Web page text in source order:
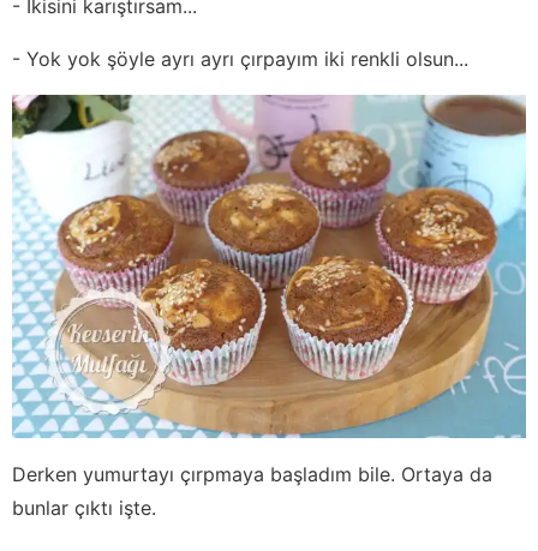
- İkisini karıştırsam...
- Yok yok şöyle ayrı ayrı çırpayım iki renkli olsun...
Derken yumurtayı çırpmaya başladım bile. Ortaya da
bunlar çıktı işte.